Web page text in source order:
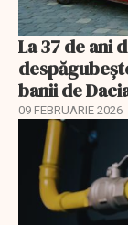
La 37 de ani
banii de
09 FEBRUARIE 2026